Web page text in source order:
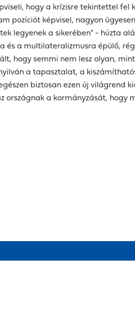
hogy a krízisre tekintettel fel
pozíciót képvisel, nagyon
legyenek a sikerében" - húzta
és a multilateralizmusra épülő,
hogy semmi nem lesz olyan,
a tapasztalat, a
biztosan ezen új világrend
országnak a kormányzását, hogy